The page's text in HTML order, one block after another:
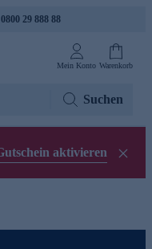
29 888 88
Mein Konto Warenkorb
Suchen
aktivieren